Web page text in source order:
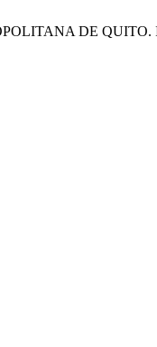
DE QUITO.